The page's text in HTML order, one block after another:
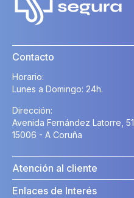
Contacto
Horario:
Lunes a Domingo: 24h.
Dirección:
Avenida Fernández Latorre, 51
15006 - A Coruña
Atención al cliente
Enlaces de Interés